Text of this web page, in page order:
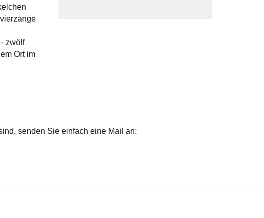
zwölf
Ort im
senden Sie einfach eine Mail an: